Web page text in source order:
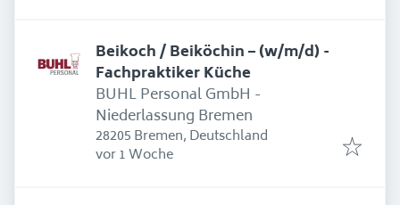
Beikoch / Beiköchin – (w/m/d) -
Fachpraktiker Küche
BUHL Personal GmbH -
Niederlassung Bremen
28205 Bremen, Deutschland
Erschienen:
vor 1 Woche